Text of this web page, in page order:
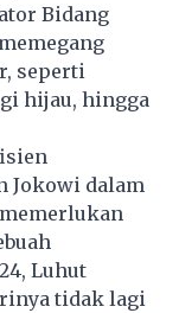
Bidang
seperti
hijau, hingga
Jokowi dalam
Luhut
tidak lagi